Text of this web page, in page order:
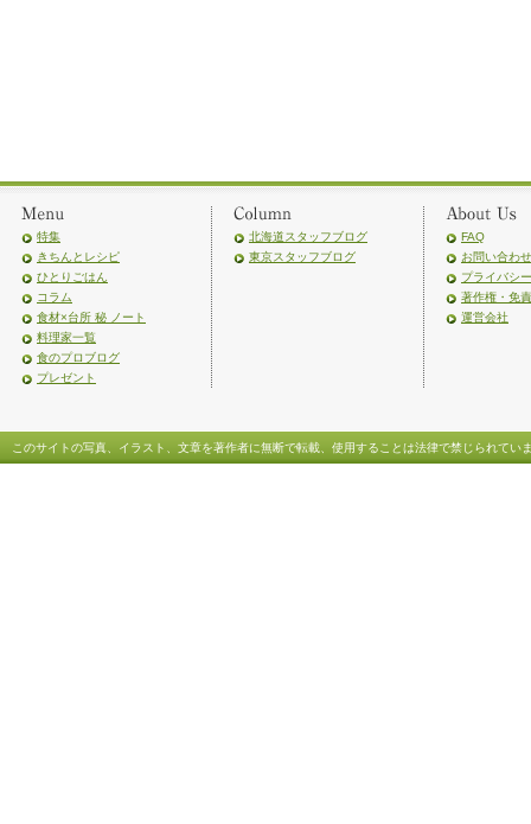
特集
きちんとレシピ
ひとりごはん
コラム
食材×台所 秘 ノート
料理家一覧
食のプロブログ
プレゼント
北海道スタッフブログ
東京スタッフブログ
FAQ
お問い合わせ
プライバシ
著作権・免
運営会社
このサイトの写真、イラスト、文章を著作者に無断で転載、使用することは法律で禁じられてい